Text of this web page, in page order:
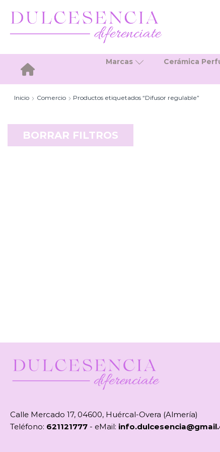
Inicio
Marcas Cerámica
Inicio Comercio Productos etiquetados “Difusor regulable”
BORRAR FILTROS
Calle Mercado 17, 04600, Huércal-Overa (Almería)
Teléfono: 621121777 - eMail: